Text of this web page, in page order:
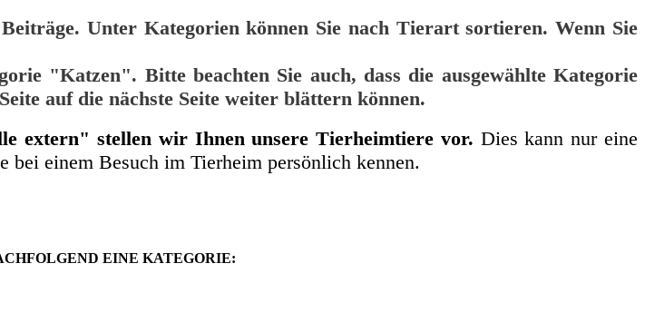
Unter Kategorien können Sie nach Tierart sortieren. Wenn Sie
"Katzen". Bitte beachten Sie auch, dass die ausgewählte Kategorie
auf die nächste Seite weiter blättern können.
extern" stellen wir Ihnen unsere Tierheimtiere vor. Dies kann nur eine
bei einem Besuch im Tierheim persönlich kennen.
EINE KATEGORIE: